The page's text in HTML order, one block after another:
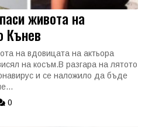
живота на
Кънев
на вдовицата на актьора
на косъм.В разгара на лятото
и се наложило да бъде
0